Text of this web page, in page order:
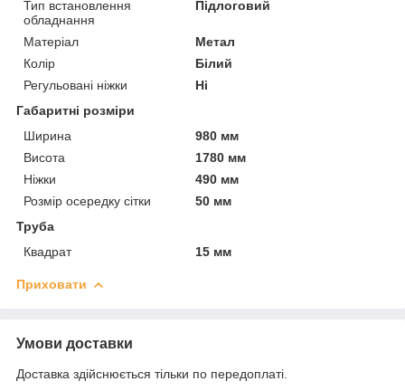
Тип встановлення
обладнання
Підлоговий
Матеріал
Метал
Колір
Білий
Регульовані ніжки
Ні
Габаритні розміри
Ширина
980 мм
Висота
1780 мм
Ніжки
490 мм
Розмір осередку сітки
50 мм
Труба
Квадрат
15 мм
Приховати
Умови доставки
Доставка здійснюється тільки по передоплаті.